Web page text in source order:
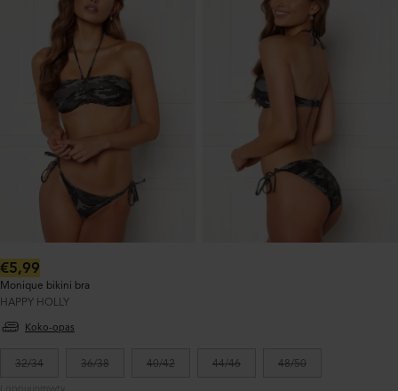
Normaalihinta:
€5,99
Monique bikini bra
HAPPY HOLLY
Koko-opas
32/34 36/38 40/42 44/46 48/50